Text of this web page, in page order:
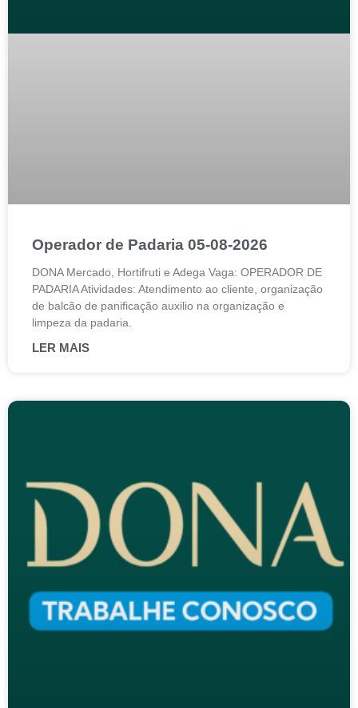
Operador de Padaria 05-08-2026
DONA Mercado, Hortifruti e Adega Vaga: OPERADOR DE
PADARIA Atividades: Atendimento ao cliente, organização
de balcão de panificação auxilio na organização e
limpeza da padaria.
LER MAIS